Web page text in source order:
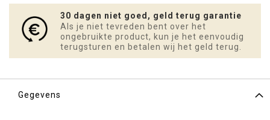
30 dagen niet goed, geld terug garantie
Als je niet tevreden bent over het
ongebruikte product, kun je het eenvoudig
terugsturen en betalen wij het geld terug.
Gegevens